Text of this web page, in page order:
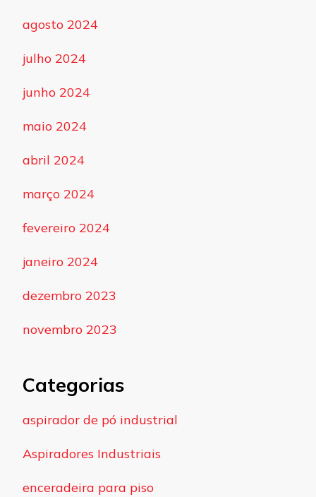
agosto 2024
julho 2024
junho 2024
maio 2024
abril 2024
março 2024
fevereiro 2024
janeiro 2024
dezembro 2023
novembro 2023
Categorias
aspirador de pó industrial
Aspiradores Industriais
enceradeira para piso